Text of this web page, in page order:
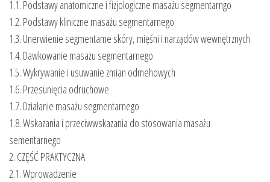
1.1. Podstawy anatomiczne i fizjologiczne masażu segmentarngo
1.2. Podstawy kliniczne masażu segmentarnego
1.3. Unerwienie segmentame skóry, mięśni i narządów wewnętrznych
1.4. Dawkowanie masażu segmentarnego
1.5. Wykrywanie i usuwanie zmian odmehowych
1.6. Przesunięcia odruchowe
1.7. Działanie masażu segmentarnego
1.8. Wskazania i przeciwwskazania do stosowania masażu
sementarnego
2. CZĘŚĆ PRAKTYCZNA
2.1. Wprowadzenie